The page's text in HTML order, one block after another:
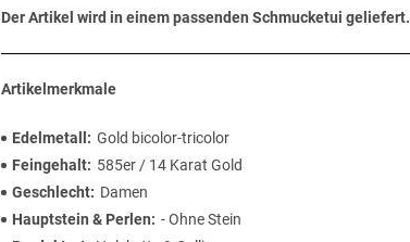
Der Artikel wird in einem passenden Schmucketui geliefert.
Artikelmerkmale
Edelmetall
Gold bicolor-tricolor
Feingehalt
585er / 14 Karat Gold
Geschlecht
Damen
Hauptstein & Perlen
- Ohne Stein